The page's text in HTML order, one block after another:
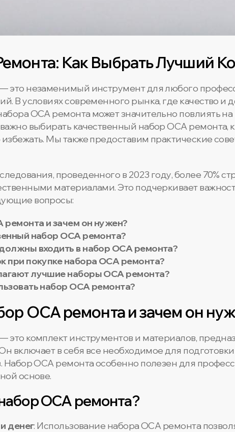
Как Выбрать Лучший
это незаменимый инструмент для любого
В условиях современного рынка, где качество и
OCA ремонта может значительно повлиять на
выбирать качественный набор OCA ремонта,
Мы также предоставим практические
проведенного в 2023 году, более 70%
материалами. Это подчеркивает
вопросы:
ремонта и зачем он нужен?
набор OCA ремонта?
входить в набор OCA ремонта?
при покупке набора OCA ремонта?
лучшие наборы OCA ремонта?
набор OCA ремонта?
OCA ремонта и зачем он
это комплект инструментов и материалов,
включает в себя все необходимое для
Набор OCA ремонта особенно полезен для
основе.
OCA ремонта?
денег: Использование набора OCA ремонта